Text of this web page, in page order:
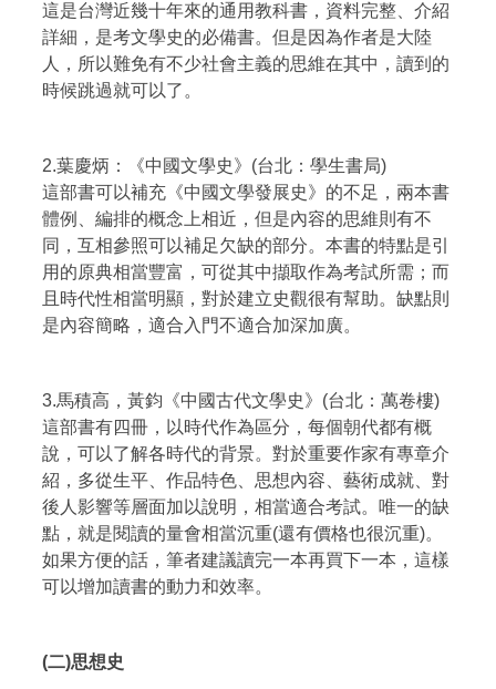
這是台灣近幾十年來的通用教科書，資料完整、介紹
詳細，是考文學史的必備書。但是因為作者是大陸
人，所以難免有不少社會主義的思維在其中，讀到的
時候跳過就可以了。
2.葉慶炳：《中國文學史》(台北：學生書局)
這部書可以補充《中國文學發展史》的不足，兩本書
體例、編排的概念上相近，但是內容的思維則有不
同，互相參照可以補足欠缺的部分。本書的特點是引
用的原典相當豐富，可從其中擷取作為考試所需；而
且時代性相當明顯，對於建立史觀很有幫助。缺點則
是內容簡略，適合入門不適合加深加廣。
3.馬積高，黃鈞《中國古代文學史》(台北：萬卷樓)
這部書有四冊，以時代作為區分，每個朝代都有概
說，可以了解各時代的背景。對於重要作家有專章介
紹，多從生平、作品特色、思想內容、藝術成就、對
後人影響等層面加以說明，相當適合考試。唯一的缺
點，就是閱讀的量會相當沉重(還有價格也很沉重)。
如果方便的話，筆者建議讀完一本再買下一本，這樣
可以增加讀書的動力和效率。
(二)思想史